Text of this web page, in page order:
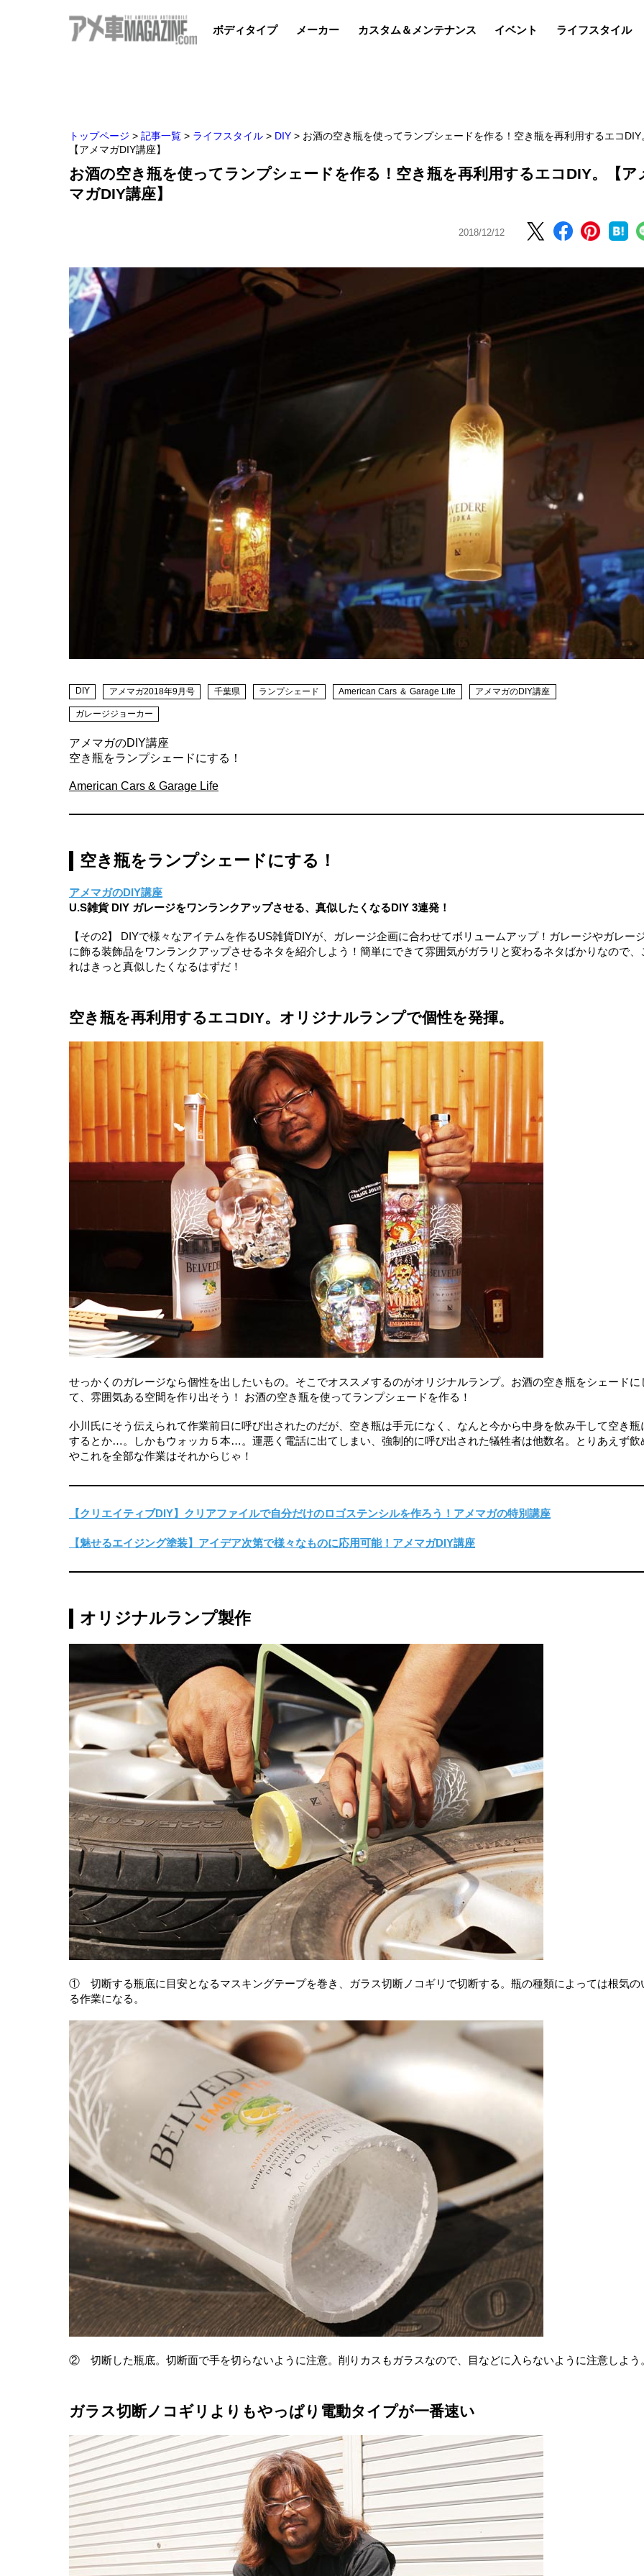
ボディタイプ メーカー カスタム＆メンテナンス イベント ライフスタイル
トップページ > 記事一覧 > ライフスタイル > DIY > お酒の空き瓶を使ってランプシェードを作る！空き瓶を再利用するエコDIY
【アメマガDIY講座】
お酒の空き瓶を使ってランプシェードを作る！空き瓶を再利用するエコDIY。【ア
マガDIY講座】
2018/12/12
DIY アメマガ2018年9月号 千葉県 ランプシェード American Cars ＆ Garage Life アメマガのDIY講座
ガレージジョーカー
アメマガのDIY講座
空き瓶をランプシェードにする！
American Cars & Garage Life
空き瓶をランプシェードにする！
アメマガのDIY講座
U.S雑貨 DIY ガレージをワンランクアップさせる、真似したくなるDIY 3連発！
【その2】 DIYで様々なアイテムを作るUS雑貨DIYが、ガレージ企画に合わせてボリュームアップ！ガレージやガレー
に飾る装飾品をワンランクアップさせるネタを紹介しよう！簡単にできて雰囲気がガラリと変わるネタばかりなので、
れはきっと真似したくなるはずだ！
空き瓶を再利用するエコDIY。オリジナルランプで個性を発揮。
せっかくのガレージなら個性を出したいもの。そこでオススメするのがオリジナルランプ。お酒の空き瓶をシェードに
て、雰囲気ある空間を作り出そう！ お酒の空き瓶を使ってランプシェードを作る！
小川氏にそう伝えられて作業前日に呼び出されたのだが、空き瓶は手元になく、なんと今から中身を飲み干して空き瓶
するとか…。しかもウォッカ５本…。運悪く電話に出てしまい、強制的に呼び出された犠牲者は他数名。とりあえず飲
やこれを全部な作業はそれからじゃ！
【クリエイティブDIY】クリアファイルで自分だけのロゴステンシルを作ろう！アメマガの特別講座
【魅せるエイジング塗装】アイデア次第で様々なものに応用可能！アメマガDIY講座
オリジナルランプ製作
① 切断する瓶底に目安となるマスキングテープを巻き、ガラス切断ノコギリで切断する。瓶の種類によっては根気の
る作業になる。
② 切断した瓶底。切断面で手を切らないように注意。削りカスもガラスなので、目などに入らないように注意しよう
ガラス切断ノコギリよりもやっぱり電動タイプが一番速い